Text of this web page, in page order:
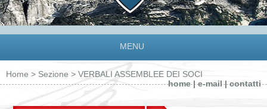
MENU
Home > Sezione > VERBALI ASSEMBLEE DEI SOCI
home|e-mail|contatti